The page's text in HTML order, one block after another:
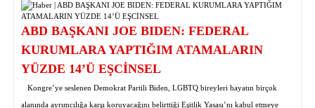
ABD BAŞKANI JOE BIDEN: FEDERAL
KURUMLARA YAPTIĞIM ATAMALARIN
YÜZDE 14’Ü EŞCİNSEL
Kongre’ye seslenen Demokrat Partili Biden, LGBTQ bireyleri hayatın birçok
alanında ayrımcılığa karşı koruyacağını belirttiği Eşitlik Yasası’nı kabul etmeye